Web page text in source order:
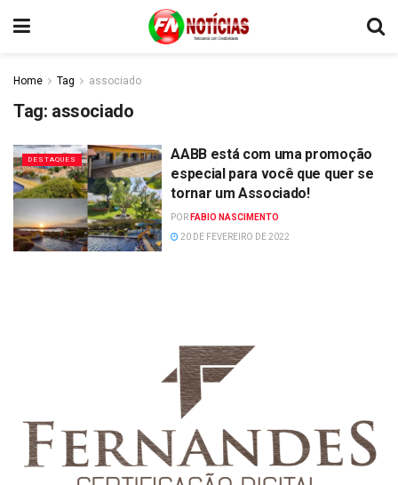
Home Tag associado
Tag: associado
DESTAQUES
AABB está com uma promoção
especial para você que quer se
tornar um Associado!
POR FABIO NASCIMENTO
20 DE FEVEREIRO DE 2022